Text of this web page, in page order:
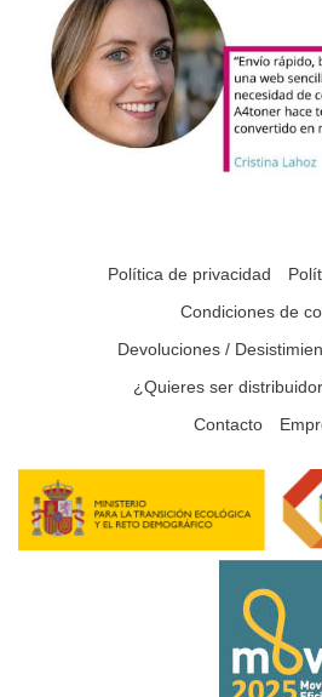
Política de privacidad
Condiciones de
Devoluciones /
¿Quieres ser
Contacto